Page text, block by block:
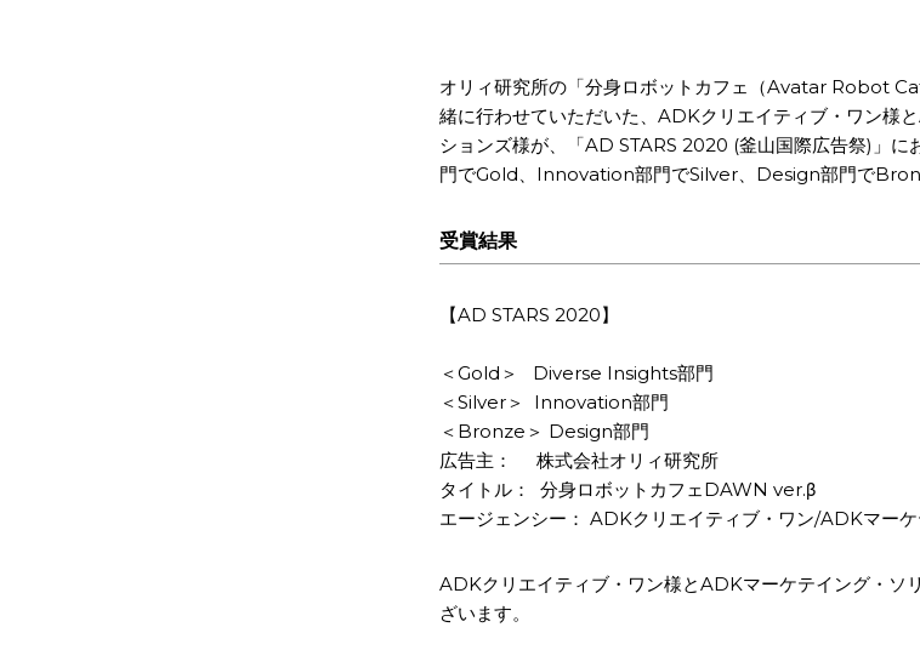
オリィ研究所の「分身ロボットカフェ（Avatar Robot
緒に行わせていただいた、ADKクリエイティブ・ワン様
ションズ様が、「AD STARS 2020 (釜山国際広告祭)」
門でGold、Innovation部門でSilver、Design部門で
受賞結果
【AD STARS 2020】
＜Gold＞ Diverse Insights部門
＜Silver＞ Innovation部門
＜Bronze＞ Design部門
広告主： 株式会社オリィ研究所
タイトル： 分身ロボットカフェDAWN ver.β
エージェンシー： ADKクリエイティブ・ワン/ADKマー
ADKクリエイティブ・ワン様とADKマーケテイング・ソ
ざいます。